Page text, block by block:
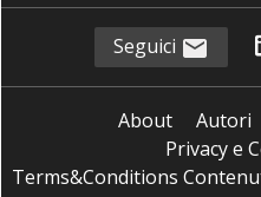
Seguici
About Autori
Privacy e
Terms&Conditions